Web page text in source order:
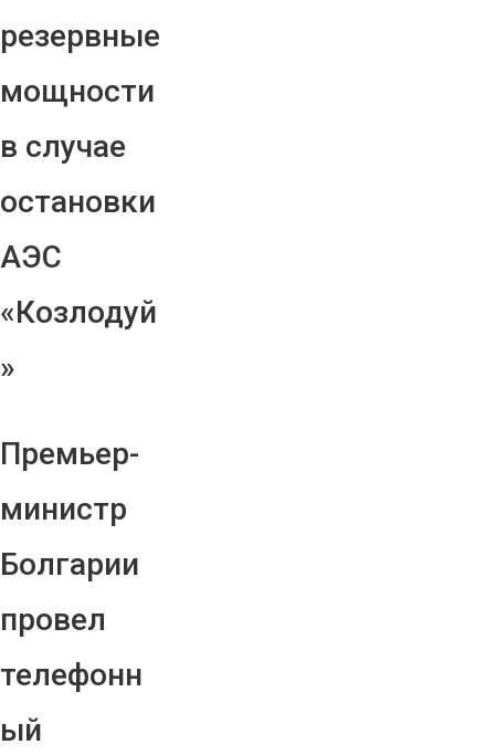
резервные
мощности
в случае
остановки
АЭС
«Козлодуй
»
Премьер-
министр
Болгарии
провел
телефонн
ый